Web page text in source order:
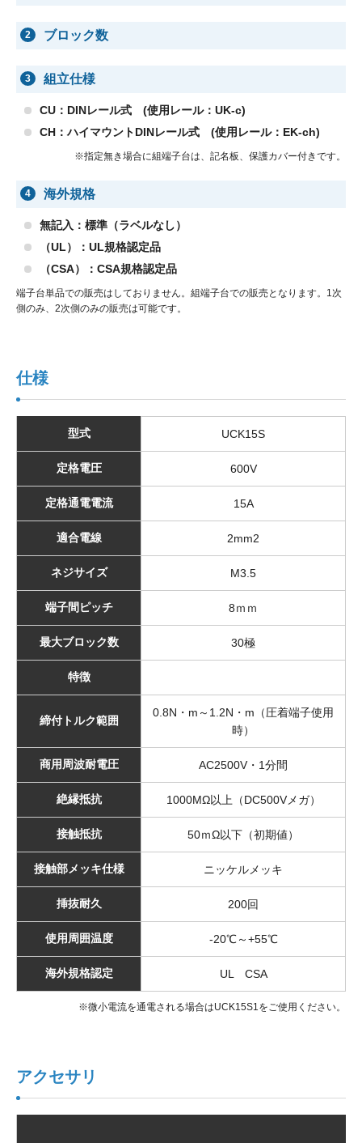
2 ブロック数
3 組立仕様
CU：DINレール式 (使用レール：UK-c)
CH：ハイマウントDINレール式 (使用レール：EK-ch)
※指定無き場合に組端子台は、記名板、保護カバー付きです。
4 海外規格
無記入：標準（ラベルなし）
（UL）：UL規格認定品
（CSA）：CSA規格認定品
端子台単品での販売はしておりません。組端子台での販売となります。1次
側のみ、2次側のみの販売は可能です。
仕様
型式 UCK15S
定格電圧 600V
定格通電電流 15A
適合電線 2mm2
ネジサイズ M3.5
端子間ピッチ 8ｍｍ
最大ブロック数 30極
特徴
締付トルク範囲
0.8N・m～1.2N・m（圧着端子使用
時）
商用周波耐電圧 AC2500V・1分間
絶縁抵抗 1000MΩ以上（DC500Vメガ）
接触抵抗 50ｍΩ以下（初期値）
接触部メッキ仕様 ニッケルメッキ
挿抜耐久 200回
使用周囲温度 -20℃～+55℃
海外規格認定 UL CSA
※微小電流を通電される場合はUCK15S1をご使用ください。
アクセサリ